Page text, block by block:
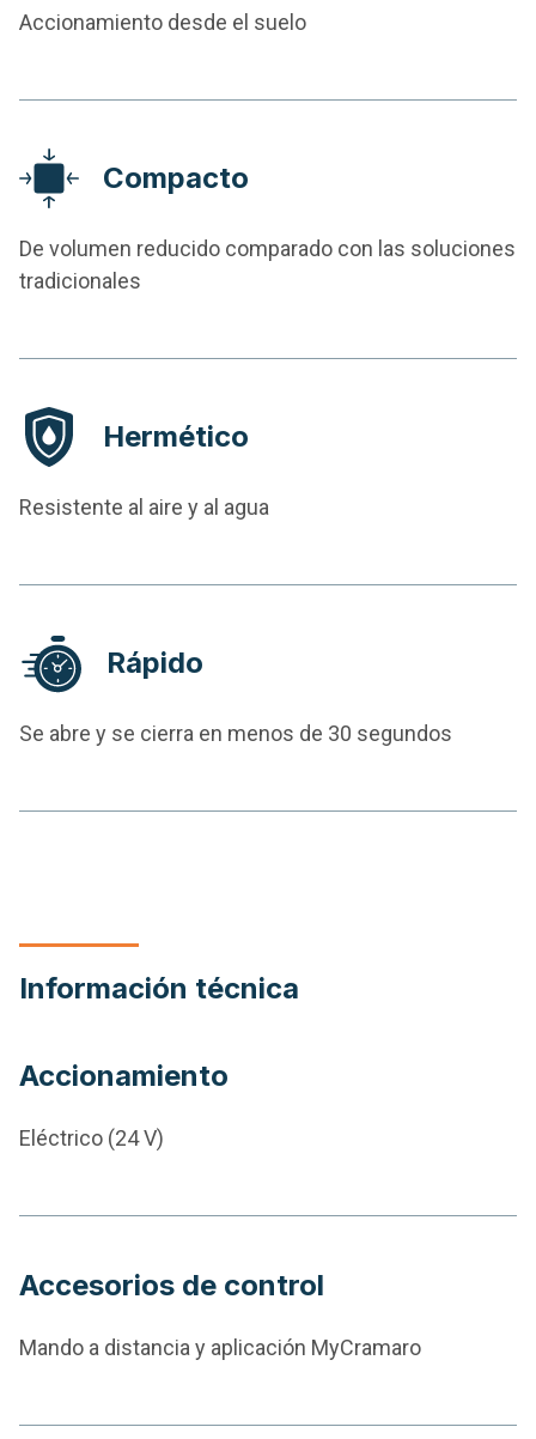
Accionamiento desde el suelo
Compacto
De volumen reducido comparado con las soluciones
tradicionales
Hermético
Resistente al aire y al agua
Rápido
Se abre y se cierra en menos de 30 segundos
Información técnica
Accionamiento
Eléctrico (24 V)
Accesorios de control
Mando a distancia y aplicación MyCramaro